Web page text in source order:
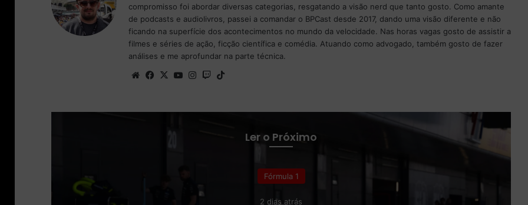
compromisso foi abordar diversas categorias, resgatando a visão nerd que tanto gosto. Como amante
de podcasts e audiolivros, passei a comandar o BPCast desde 2017, dando uma visão diferente e não
ficando na superfície dos acontecimentos no mundo da velocidade. Nas horas vagas gosto de assistir a
filmes e séries de ação, ficção científica e comédia. Atuando como advogado, também gosto de fazer
análises e me aprofundar na parte técnica.
We Fa
X
Yo Ins Tw
Ler o Próximo
Fórmula 1
2 dias atrás